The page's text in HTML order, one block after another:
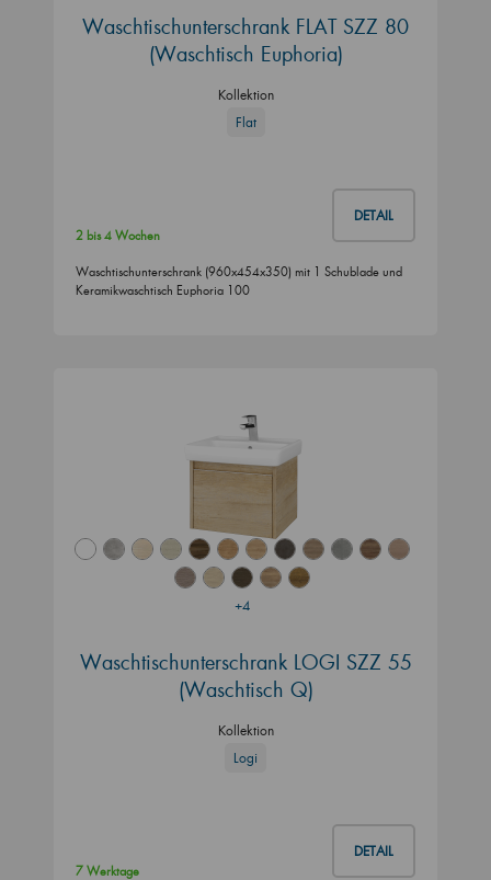
Waschtischunterschrank FLAT SZZ 80
(Waschtisch Euphoria)
Kollektion
Flat
DETAIL
2 bis 4 Wochen
Waschtischunterschrank (960x454x350) mit 1 Schublade und
Keramikwaschtisch Euphoria 100
+4
Waschtischunterschrank LOGI SZZ 55
(Waschtisch Q)
Kollektion
Logi
DETAIL
7 Werktage